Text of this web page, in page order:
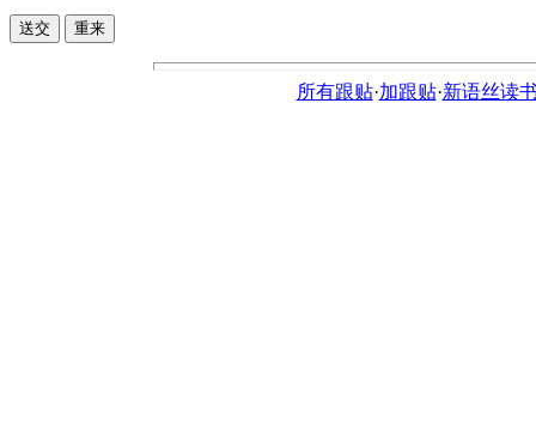
所有跟贴·加跟贴·新语丝读